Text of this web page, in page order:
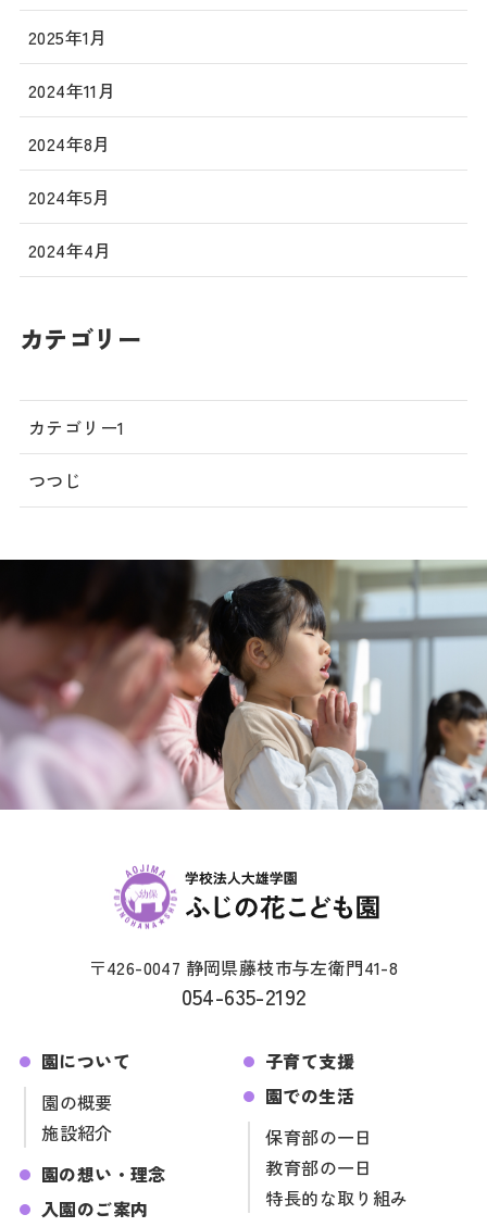
2025年1月
2024年11月
2024年8月
2024年5月
2024年4月
カテゴリー
カテゴリー1
つつじ
〒426-0047 静岡県藤枝市与左衛門41-8
054-635-2192
園について
園の概要
施設紹介
園の想い・理念
入園のご案内
子育て支援
園での生活
保育部の一日
教育部の一日
特長的な取り組み